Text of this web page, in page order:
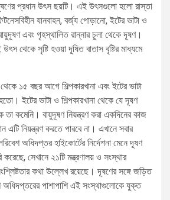
প্রধান উৎস ছয়টি। এই উৎসগুলো হলো রাস্তা
যানবাহন, বর্জ্য পোড়ানো, ইটের ভাটা ও
এবং গৃহস্থালিত রান্নার চুলা থেকে দূষণ।
থেকে সৃষ্টি হওয়া দূষিত বাতাস বৃষ্টির মাধ্যমে
১৫ বছর আগে শিল্পকারখানা এবং ইটের ভাটা
ইটের ভাটা ও শিল্পকারখানা থেকে যে দূষণ
কমেনি। বায়ুদূষণ নিয়ন্ত্রণ করা একদিনের কাজ
নিয়ন্ত্রণ করতে পারবে না। এখানে সবার
অধিদপ্তর হাইকোর্টের নির্দেশনা মেনে দূষণ
করেছে, সেখানে ২১টি মন্ত্রণালয় ও সংস্থার
কথা উল্লেখ রয়েছে। দূষণের সঙ্গে জড়িত
অধিদপ্তরের পাশাপাশি এই সংস্থাগুলোকে যুক্ত